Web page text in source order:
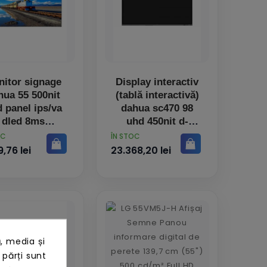
signage
55 500nit
panel ips/va
dled 8ms
lei
Display interactiv
(tablă interactivă)
dahua sc470 98
uhd 450nit d-
PRET
ÎN STOC
23.368,20 lei
media și
sunt